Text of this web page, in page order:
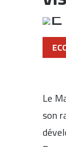
Le
son